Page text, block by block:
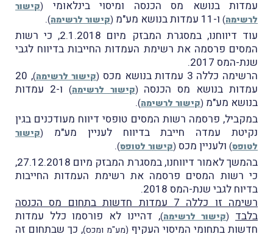
עמדות בנושא מס הכנסה ומיסוי בינלאומי
(קישור
לרשימה) ו-11 עמדות בנושא מע"מ (קישור לרשימה)
.
עוד דיווחנו, במסגרת המבזק מיום 2.1.2018, כי רשות
המסים פרסמה את רשימת העמדות החייבות בדיווח לגבי
שנת-המס 2017.
הרשימה כללה 3 עמדות בנושא מכס
(קישור לרשימה)
, 20
עמדות בנושא מס הכנסה (קישור לרשימה)
ו-2 עמדות
בנושא מע"מ (קישור לרשימה)
.
במקביל, פרסמה רשות המסים טופסי דיווח מעודכנים בגין
נקיטת עמדה חייבת בדיווח לעניין מע"מ
(קישור
לטופס) ולעניין מכס (קישור לטופס)
.
בהמשך לאמור דיווחנו, במסגרת המבזק מיום 27.12.2018,
כי רשות המסים פרסמה את רשימת העמדות החייבות
בדיוח לגבי שנת-המס 2018.
רשימה זו כללה 7 עמדות חדשות בתחום מס הכנסה
בלבד (קישור לרשימה), דהיינו לא פורסמו כלל עמדות
חדשות בתחומי המיסוי העקיף (מע"מ ומכס), כך שבתחום זה